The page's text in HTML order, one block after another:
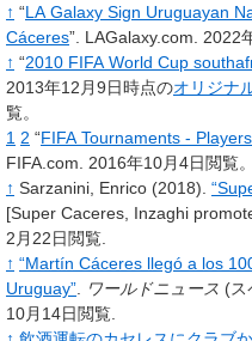
↑ “LA Galaxy Sign Uruguayan
Cáceres”. LAGalaxy.com.
2022
↑ “2010 FIFA World Cup
2013年12月9日時点のオリジナ
覧。
1 2 “FIFA Tournaments -
FIFA.com.
2016年10月4日閲覧。
↑ Sarzanini, Enrico (2018).
[Super Caceres, Inzaghi
2月22日閲覧
↑ “Martín Cáceres llegó a los
Uruguay”
ワールドニュース (ス
10月14日閲覧